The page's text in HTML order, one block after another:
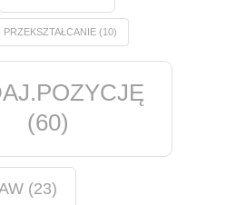
PRZEKSZTAŁCANIE(10)
(60)
(23)